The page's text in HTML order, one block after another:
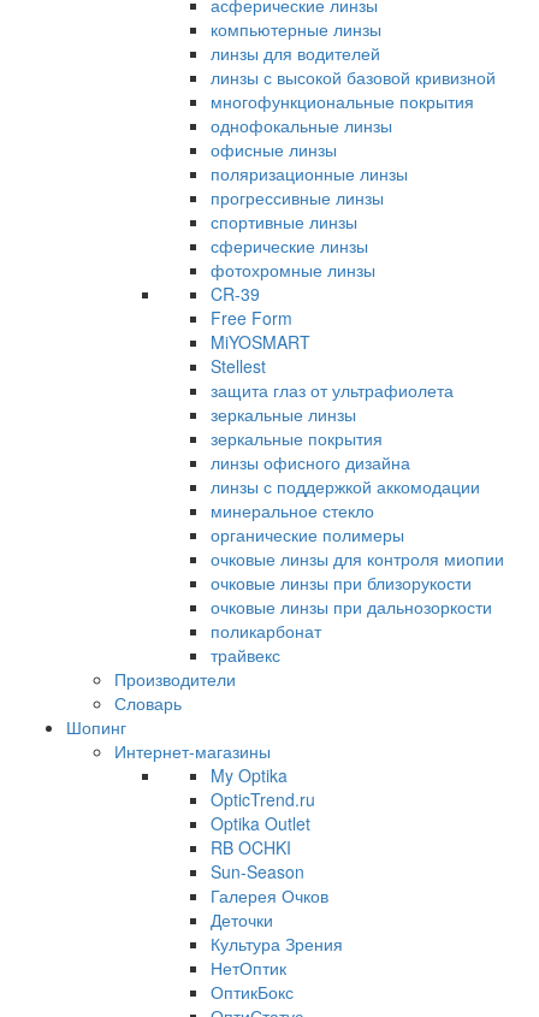
асферические линзы
компьютерные линзы
линзы для водителей
линзы с высокой базовой кривизной
многофункциональные покрытия
однофокальные линзы
офисные линзы
поляризационные линзы
прогрессивные линзы
спортивные линзы
сферические линзы
фотохромные линзы
CR-39
Free Form
MiYOSMART
Stellest
защита глаз от ультрафиолета
зеркальные линзы
зеркальные покрытия
линзы офисного дизайна
линзы с поддержкой аккомодации
минеральное стекло
органические полимеры
очковые линзы для контроля миопии
очковые линзы при близорукости
очковые линзы при дальнозоркости
поликарбонат
трайвекс
Производители
Словарь
Шопинг
Интернет-магазины
My Optika
OpticTrend.ru
Optika Outlet
RB OCHKI
Sun-Season
Галерея Очков
Деточки
Культура Зрения
НетОптик
ОптикБокс